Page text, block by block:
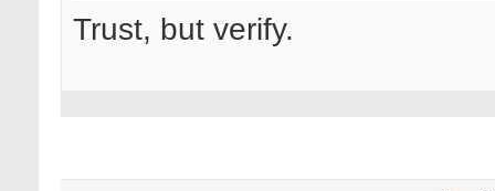
Trust, but verify.